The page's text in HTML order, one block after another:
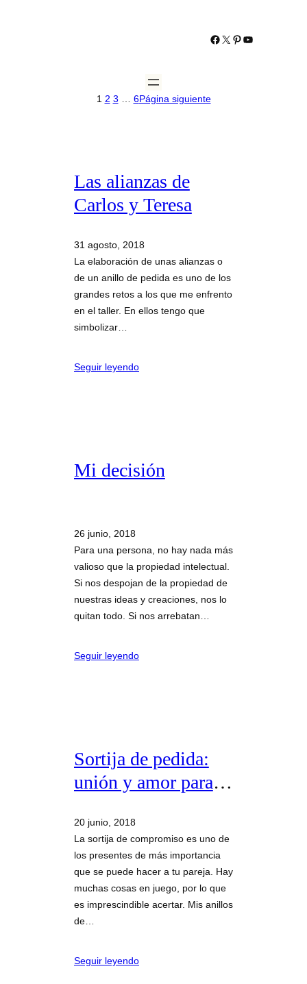
https://
https://
http://
YouTube
1 2 3 6Página siguiente
Las alianzas de
Carlos y Teresa
31 agosto, 2018
La elaboración de unas alianzas o
de un anillo de pedida es uno de los
grandes retos a los que me enfrento
en el taller. En ellos tengo que
simbolizar…
Seguir leyendo
Mi decisión
26 junio, 2018
Para una persona, no hay nada más
valioso que la propiedad intelectual.
Si nos despojan de la propiedad de
nuestras ideas y creaciones, nos lo
quitan todo. Si nos arrebatan…
Seguir leyendo
Sortija de pedida:
unión y amor para
20 junio, 2018
La sortija de compromiso es uno de
los presentes de más importancia
que se puede hacer a tu pareja. Hay
muchas cosas en juego, por lo que
es imprescindible acertar. Mis anillos
de…
Seguir leyendo